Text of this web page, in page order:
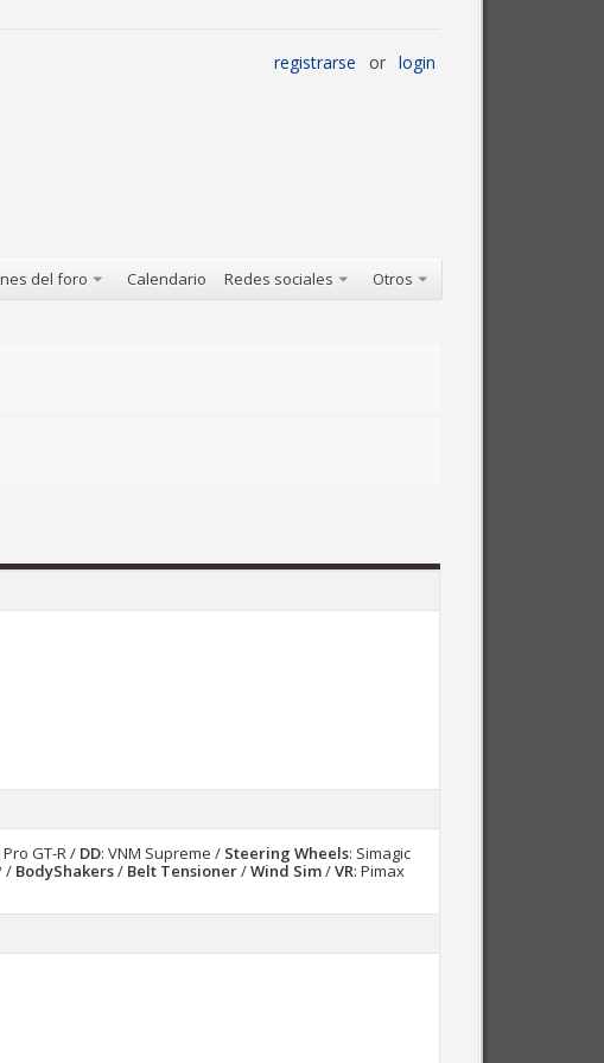
registrarse or login
del foro Calendario Redes sociales Otros
GT-R / DD: VNM Supreme / Steering Wheels: Simagic
/ BodyShakers/ Belt Tensioner/Wind Sim/VR: Pimax